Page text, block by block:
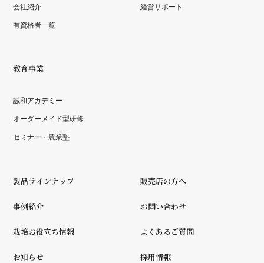
会社紹介
有資格者一覧
経営サポート
教育事業
誠和アカデミー
オーダーメイド型研修
セミナー・農業塾
製品ラインナップ
事例紹介
栽培お役立ち情報
お知らせ
販売店の方へ
お問い合わせ
よくあるご質問
採用情報